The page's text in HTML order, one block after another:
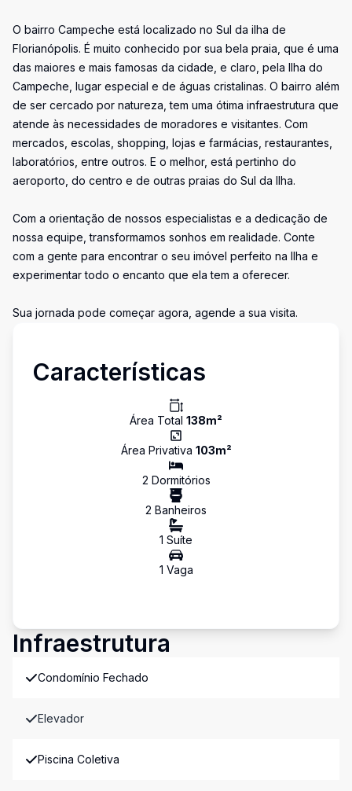
O bairro Campeche está localizado no Sul da ilha de
Florianópolis. É muito conhecido por sua bela praia, que é uma
das maiores e mais famosas da cidade, e claro, pela Ilha do
Campeche, lugar especial e de águas cristalinas. O bairro além
de ser cercado por natureza, tem uma ótima infraestrutura que
atende às necessidades de moradores e visitantes. Com
mercados, escolas, shopping, lojas e farmácias, restaurantes,
laboratórios, entre outros. E o melhor, está pertinho do
aeroporto, do centro e de outras praias do Sul da Ilha.
Com a orientação de nossos especialistas e a dedicação de
nossa equipe, transformamos sonhos em realidade. Conte
com a gente para encontrar o seu imóvel perfeito na Ilha e
experimentar todo o encanto que ela tem a oferecer.
Sua jornada pode começar agora, agende a sua visita.
Características
Área Total 138m²
Área Privativa 103m²
2 Dormitórios
2 Banheiros
1 Suíte
1 Vaga
Infraestrutura
Condomínio Fechado
Elevador
Piscina Coletiva